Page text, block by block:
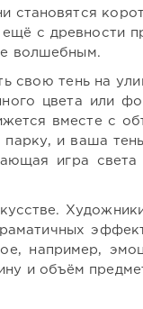
становятся
с древности
волшебным.
свою тень на
цвета или
вместе с
и ваша
игра света
например,
и объём